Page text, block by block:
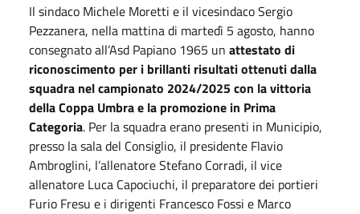
Il sindaco Michele Moretti e il vicesindaco Sergio
Pezzanera, nella mattina di martedì 5 agosto, hanno
consegnato all’Asd Papiano 1965 un attestato di
riconoscimento per i brillanti risultati ottenuti dalla
squadra nel campionato 2024/2025 con la vittoria
della Coppa Umbra e la promozione in Prima
Categoria. Per la squadra erano presenti in Municipio,
presso la sala del Consiglio, il presidente Flavio
Ambroglini, l’allenatore Stefano Corradi, il vice
allenatore Luca Capociuchi, il preparatore dei portieri
Furio Fresu e i dirigenti Francesco Fossi e Marco